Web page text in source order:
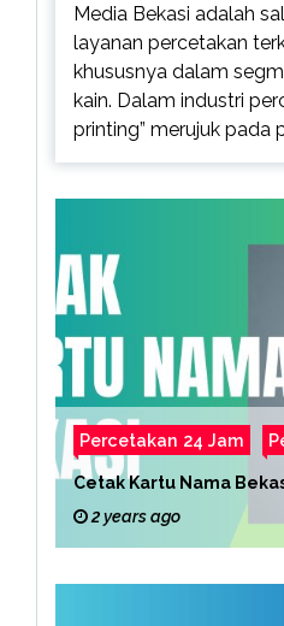
Media Bekasi adalah
layanan percetakan
khususnya dalam
kain. Dalam industri
printing” merujuk pada
Percetakan 24 Jam
Cetak Kartu Nama
2 years ago